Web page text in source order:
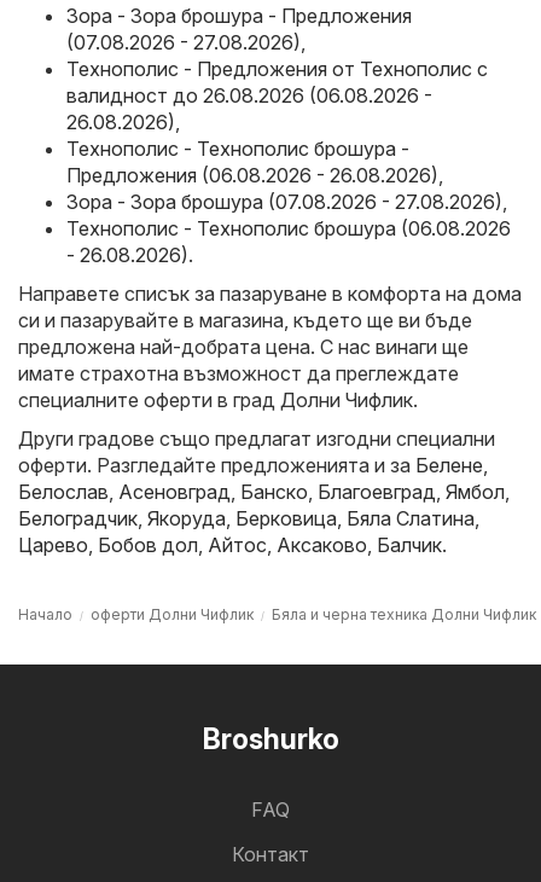
Зора - Зора брошура - Предложения
(07.08.2026 - 27.08.2026),
Технополис - Предложения от Технополис с
валидност до 26.08.2026 (06.08.2026 -
26.08.2026),
Технополис - Технополис брошура -
Предложения (06.08.2026 - 26.08.2026),
Зора - Зора брошура (07.08.2026 - 27.08.2026),
Технополис - Технополис брошура (06.08.2026
- 26.08.2026).
Направете списък за пазаруване в комфорта на дома
си и пазарувайте в магазина, където ще ви бъде
предложена най-добрата цена. С нас винаги ще
имате страхотна възможност да преглеждате
специалните оферти в град Долни Чифлик.
Други градове също предлагат изгодни специални
оферти. Разгледайте предложенията и за Белене,
Белослав, Асеновград, Банско, Благоевград, Ямбол,
Белоградчик, Якоруда, Берковица, Бяла Слатина,
Царево, Бобов дол, Айтос, Аксаково, Балчик.
Начало оферти Долни Чифлик Бяла и черна техника Долни Чифлик
Broshurko
FAQ
Контакт